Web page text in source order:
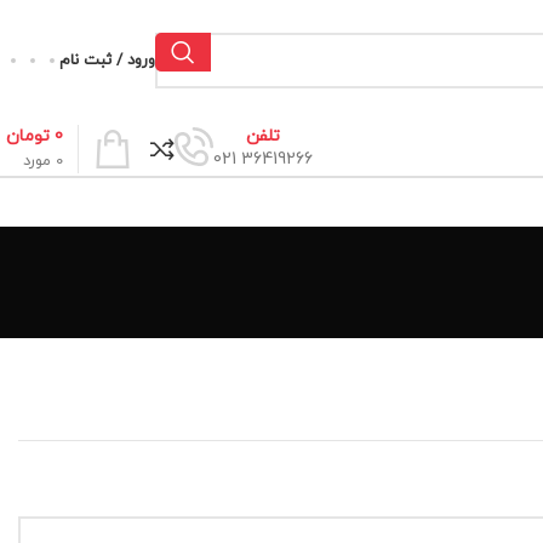
ورود / ثبت نام
تلفن
36419266 021
0 مورد
0 تومان